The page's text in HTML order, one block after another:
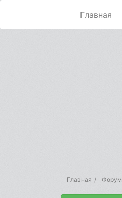
Главная
Главная Форум